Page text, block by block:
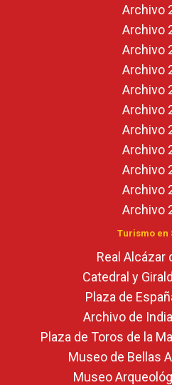
Archivo
Archivo
Archivo
Archivo
Archivo
Archivo
Archivo
Archivo
Archivo
Archivo
Archivo
Turismo en
Real Alcázar
Catedral y
Plaza de
Archivo de
Plaza de Toros de la
Museo de Bellas
Museo